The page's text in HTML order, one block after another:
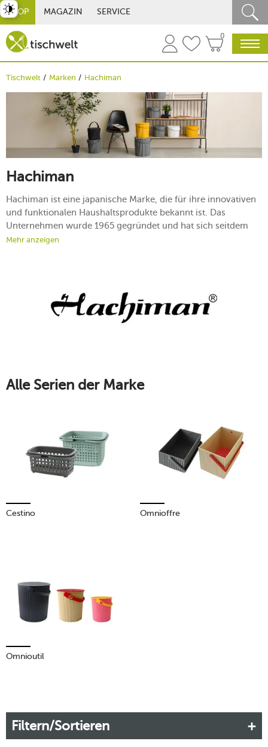
SHOP MAGAZIN SERVICE
0
Tischwelt Marken Hachiman
Hachiman
Hachiman ist eine japanische Marke, die für ihre innovativen
und funktionalen Haushaltsprodukte bekannt ist. Das
Unternehmen wurde 1965 gegründet und hat sich seitdem
einen Ruf für hochwertige, langlebige und ästhetisch
modernen Look.
Mehr erfahren!
Mehr anzeigen
Alle Serien der Marke
Cestino Omnioffre
Omnioutil
Filtern/Sortieren
umschalten